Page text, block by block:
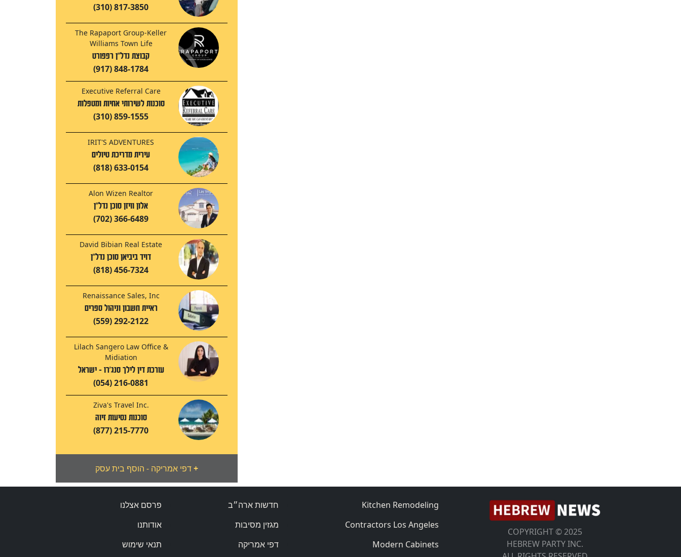
(310) 817-3850
The Rapaport Group-Keller
Williams Town Life
קבוצת נדל"ן רפפורט
(917) 848-1784
Executive Referral Care
סוכנות לשירותי אחיות ומטפלות
(310) 859-1555
IRIT'S ADVENTURES
עירית מדריכת טיולים
(818) 633-0154
Alon Wizen Realtor
אלון וויזן סוכן נדל"ן
(702) 366-6489
David Bibian Real Estate
דויד ביביאן סוכן נדל"ן
(818) 456-7324
Renaissance Sales, Inc
ראיית חשבון וניהול ספרים
(559) 292-2122
Lilach Sangero Law Office &
Midiation
עורכת דין לילך סנג'רו - ישראל
(054) 216-0881
Ziva's Travel Inc.
סוכנות נסיעות זיוה
(877) 215-7770
דפי אמריקה - הוסף בית עסק+
פרסם אצלנו
אודותנו
תנאי שימוש
חדשות ארה״ב
מגזין מסיבות
דפי אמריקה
Kitchen Remodeling
Contractors Los Angeles
Modern Cabinets
COPYRIGHT © 2025
HEBREW PARTY INC.